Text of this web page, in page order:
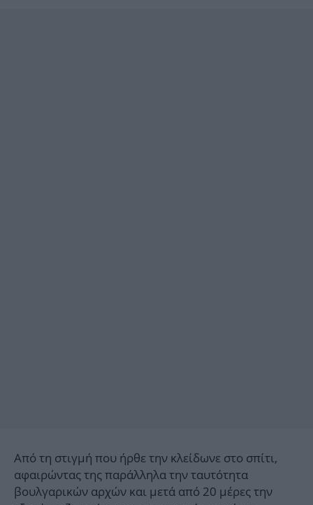
Από τη στιγμή που ήρθε την κλείδωνε στο σπίτι,
αφαιρώντας της παράλληλα την ταυτότητα
βουλγαρικών αρχών και μετά από 20 μέρες την